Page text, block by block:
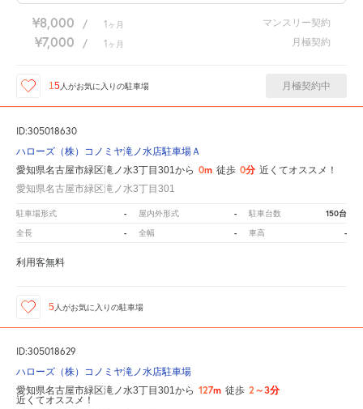
¥8,000 / 1 ヶ月 マンスリー契約
¥7,000 / 1 ヶ月 月極契約
15 人がお気に入りの駐車場 月極契約中
ID:305018630
ハローズ（株）コノミヤ滝ノ水店駐車場Ａ
愛知県名古屋市緑区滝ノ水3丁目301から 0m 徒歩 0分 近くてオススメ！
愛知県名古屋市緑区滝ノ水3丁目301
駐車場形式 - 屋内外形式 - 駐車台数 150台
全長 - 全幅 - 車高 -
利用客無料
5 人がお気に入りの駐車場
ID:305018629
ハローズ（株）コノミヤ滝ノ水店駐車場
愛知県名古屋市緑区滝ノ水3丁目301から 127m 徒歩 2～3分
近くてオススメ！